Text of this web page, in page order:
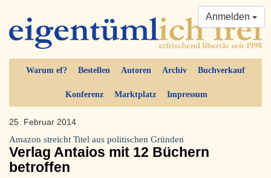
Warum ef? Bestellen Autoren Archiv Buchverkauf
Konferenz Marktplatz Impressum
Anmelden
25. Februar 2014
Amazon streicht Titel aus politischen Gründen
Verlag Antaios mit 12 Büchern
betroffen